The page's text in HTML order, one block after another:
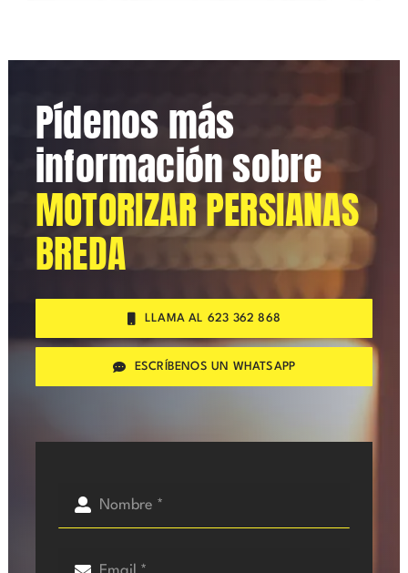
Pídenos más
información sobre
MOTORIZAR PERSIANAS
BREDA
LLAMA AL 623 362 868
ESCRÍBENOS UN WHATSAPP